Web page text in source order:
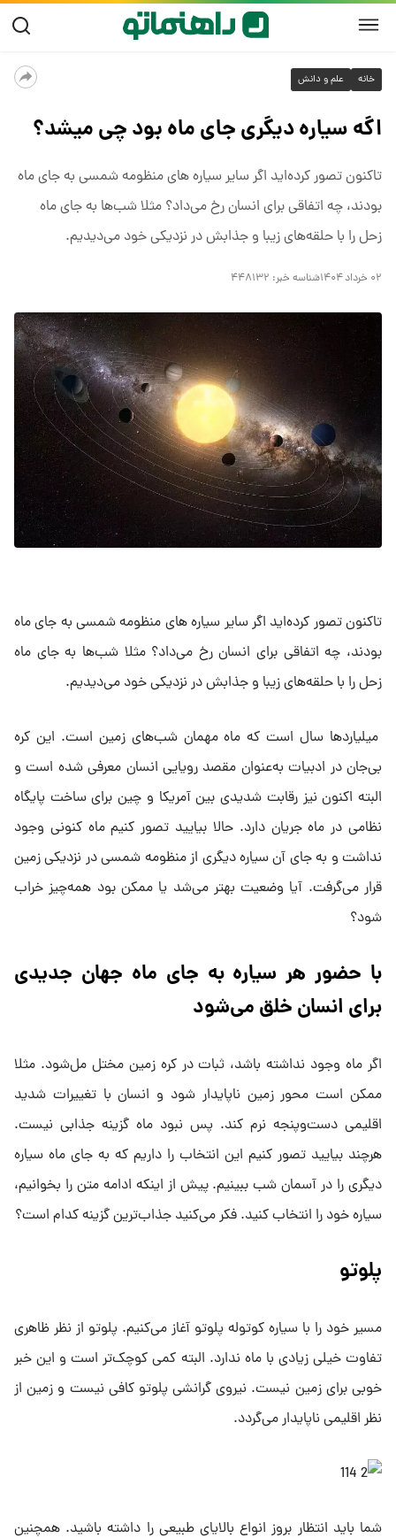
خانه علم و دانش
اگه سیاره دیگری جای ماه بود چی میشد؟
تاکنون تصور کرده‌اید اگر سایر سیاره های منظومه شمسی به جای ماه
بودند، چه اتفاقی برای انسان رخ می‌داد؟ مثلا شب‌ها به‌ جای ماه
زحل را با حلقه‌های زیبا و جذابش در نزدیکی خود می‌دیدیم.
۰۲ خرداد ۱۴۰۴ شناسه خبر: ۴۴۸۱۳۲
تاکنون تصور کرده‌اید اگر سایر سیاره های منظومه شمسی به جای ماه
بودند، چه اتفاقی برای انسان رخ می‌داد؟ مثلا شب‌ها به‌ جای ماه
زحل را با حلقه‌های زیبا و جذابش در نزدیکی خود می‌دیدیم.
میلیاردها سال است که ماه مهمان شب‌های زمین است. این کره
بی‌جان در ادبیات به‌عنوان مقصد رویایی انسان معرفی شده است و
البته اکنون نیز رقابت شدیدی بین آمریکا و چین برای ساخت پایگاه
نظامی در ماه جریان دارد. حالا بیایید تصور کنیم ماه کنونی وجود
نداشت و به جای آن سیاره دیگری از منظومه شمسی در نزدیکی زمین
قرار می‌گرفت. آیا وضعیت بهتر می‌شد یا ممکن بود همه‌چیز خراب
شود؟
با حضور هر سیاره به‌ جای ماه جهان جدیدی
برای انسان خلق می‌شود
اگر ماه وجود نداشته باشد، ثبات در کره زمین مختل مل‌شود. مثلا
ممکن است محور زمین ناپایدار شود و انسان با تغییرات شدید
اقلیمی دست‌وپنجه نرم کند. پس نبود ماه گزینه جذابی نیست.
هرچند بیایید تصور کنیم این انتخاب را داریم که به جای ماه سیاره
دیگری را در آسمان شب ببینیم. پیش از اینکه ادامه متن را بخوانیم،
سیاره خود را انتخاب کنید. فکر می‌کنید جذاب‌ترین گزینه کدام است؟
پلوتو
مسیر خود را با سیاره کوتوله پلوتو آغاز می‌کنیم. پلوتو از نظر ظاهری
تفاوت خیلی زیادی با ماه ندارد. البته کمی کوچک‌تر است و این خبر
خوبی برای زمین نیست. نیروی گرانشی پلوتو کافی نیست و زمین از
نظر اقلیمی ناپایدار می‌گردد.
شما باید انتظار بروز انواع بالایای طبیعی را داشته باشید. همچنین